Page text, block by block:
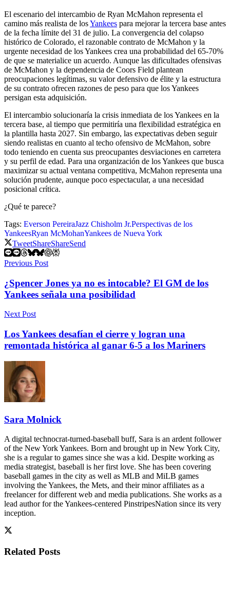
El escenario del intercambio de Ryan McMahon representa el
camino más realista de losYankees para mejorar la tercera base antes
de la fecha límite del 31 de julio. La convergencia del colapso
histórico de Colorado, el razonable contrato de McMahon y la
urgente necesidad de los Yankees crea una probabilidad del 65-70%
de que se materialice un acuerdo. Aunque las dificultades ofensivas
de McMahon y la dependencia de Coors Field plantean
preocupaciones legítimas, su valor defensivo de élite y la estructura
de su contrato ofrecen razones de peso para que los Yankees
persigan esta adquisición.
El intercambio solucionaría la crisis inmediata de los Yankees en la
tercera base, al tiempo que permitiría una flexibilidad estratégica en
la plantilla hasta 2027. Sin embargo, las expectativas deben seguir
siendo realistas en cuanto al techo ofensivo de McMahon, sobre
todo teniendo en cuenta sus preocupantes desviaciones en carretera
y su perfil de edad. Para una organización de los Yankees que busca
maximizar su actual ventana competitiva, McMahon representa una
solución prudente, aunque poco espectacular, a una necesidad
posicional crítica.
¿Qué te parece?
Tags: Everson PereiraJazz Chisholm Jr.Perspectivas de los
YankeesRyan McMohanYankees de Nueva York
TweetShareShareSend
Previous Post
¿Spencer Jones ya no es intocable? El GM de los
Yankees señala una posibilidad
Next Post
Los Yankees desafían el cierre y logran una
remontada histórica al ganar 6-5 a los Mariners
Sara Molnick
A digital technocrat-turned-baseball buff, Sara is an ardent follower
of the New York Yankees. Born and brought up in New York City,
she is a regular to games since she was a kid. Despite working as
media strategist, baseball is her first love. She has been covering
baseball games in the city as well as MLB and MiLB games
involving the Yankees, the Mets, and their minor affiliates as a
freelancer for different web and media publications. She works as a
lead author for the Yankees-centered PinstripesNation since its very
inception.
Related Posts